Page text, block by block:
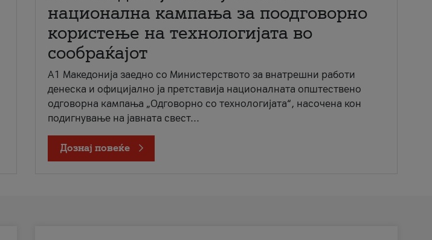
национална кампања за поодговорно
користење на технологијата во
сообраќајот
A1 Македонија заедно со Министерството за внатрешни работи
денеска и официјално ја претставија националната општествено
одговорна кампања „Одговорно со технологијата“, насочена кон
подигнување на јавната свест...
Дознај повеќе